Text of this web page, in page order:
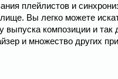
плейлистов и
Вы легко можете
композиции и так
и множество других